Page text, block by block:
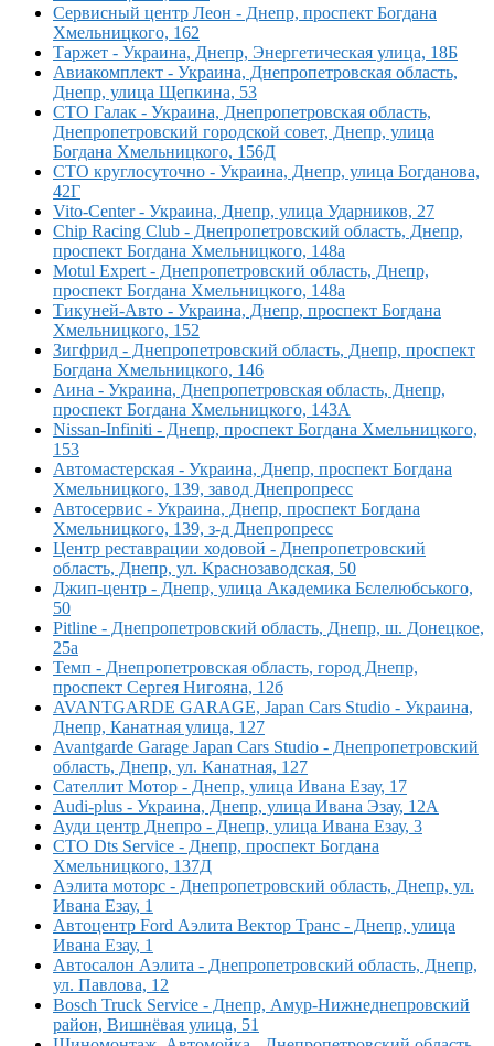
Сервисный центр Леон - Днепр, проспект Богдана
Хмельницкого, 162
Таржет - Украина, Днепр, Энергетическая улица, 18Б
Авиакомплект - Украина, Днепропетровская область,
Днепр, улица Щепкина, 53
СТО Галак - Украина, Днепропетровская область,
Днепропетровский городской совет, Днепр, улица
Богдана Хмельницкого, 156Д
СТО круглосуточно - Украина, Днепр, улица Богданова,
42Г
Vito-Center - Украина, Днепр, улица Ударников, 27
Chip Racing Club - Днепропетровский область, Днепр,
проспект Богдана Хмельницкого, 148а
Motul Expert - Днепропетровский область, Днепр,
проспект Богдана Хмельницкого, 148а
Тикуней-Авто - Украина, Днепр, проспект Богдана
Хмельницкого, 152
Зигфрид - Днепропетровский область, Днепр, проспект
Богдана Хмельницкого, 146
Аина - Украина, Днепропетровская область, Днепр,
проспект Богдана Хмельницкого, 143А
Nissan-Infiniti - Днепр, проспект Богдана Хмельницкого,
153
Автомастерская - Украина, Днепр, проспект Богдана
Хмельницкого, 139, завод Днепропресс
Автосервис - Украина, Днепр, проспект Богдана
Хмельницкого, 139, з-д Днепропресс
Центр реставрации ходовой - Днепропетровский
область, Днепр, ул. Краснозаводская, 50
Джип-центр - Днепр, улица Академика Бєлелюбського,
50
Pitline - Днепропетровский область, Днепр, ш. Донецкое,
25а
Темп - Днепропетровская область, город Днепр,
проспект Сергея Нигояна, 12б
AVANTGARDE GARAGE, Japan Cars Studio - Украина,
Днепр, Канатная улица, 127
Avantgarde Garage Japan Cars Studio - Днепропетровский
область, Днепр, ул. Канатная, 127
Сателлит Мотор - Днепр, улица Ивана Езау, 17
Audi-plus - Украина, Днепр, улица Ивана Эзау, 12А
Ауди центр Днепро - Днепр, улица Ивана Езау, 3
СТО Dts Service - Днепр, проспект Богдана
Хмельницкого, 137Д
Аэлита моторс - Днепропетровский область, Днепр, ул.
Ивана Езау, 1
Автоцентр Ford Аэлита Вектор Транс - Днепр, улица
Ивана Езау, 1
Автосалон Аэлита - Днепропетровский область, Днепр,
ул. Павлова, 12
Bosch Truck Service - Днепр, Амур-Нижнеднепровский
район, Вишнёвая улица, 51